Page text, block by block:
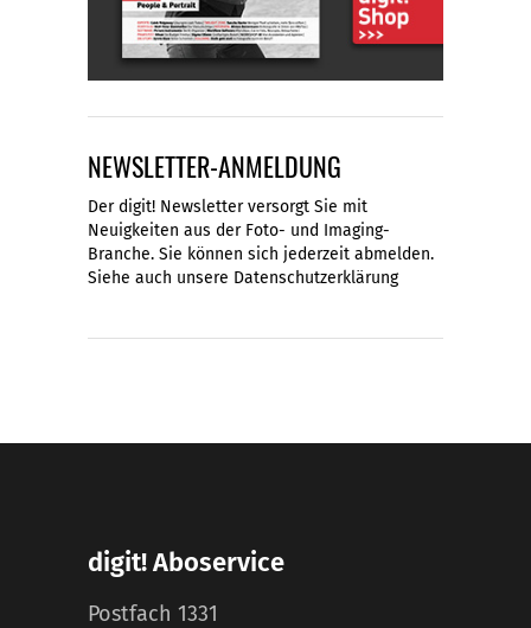
NEWSLETTER-ANMELDUNG
Der digit! Newsletter versorgt Sie mit
Neuigkeiten aus der Foto- und Imaging-
Branche. Sie können sich jederzeit abmelden.
Siehe auch unsere Datenschutzerklärung
digit! Aboservice
Postfach 1331